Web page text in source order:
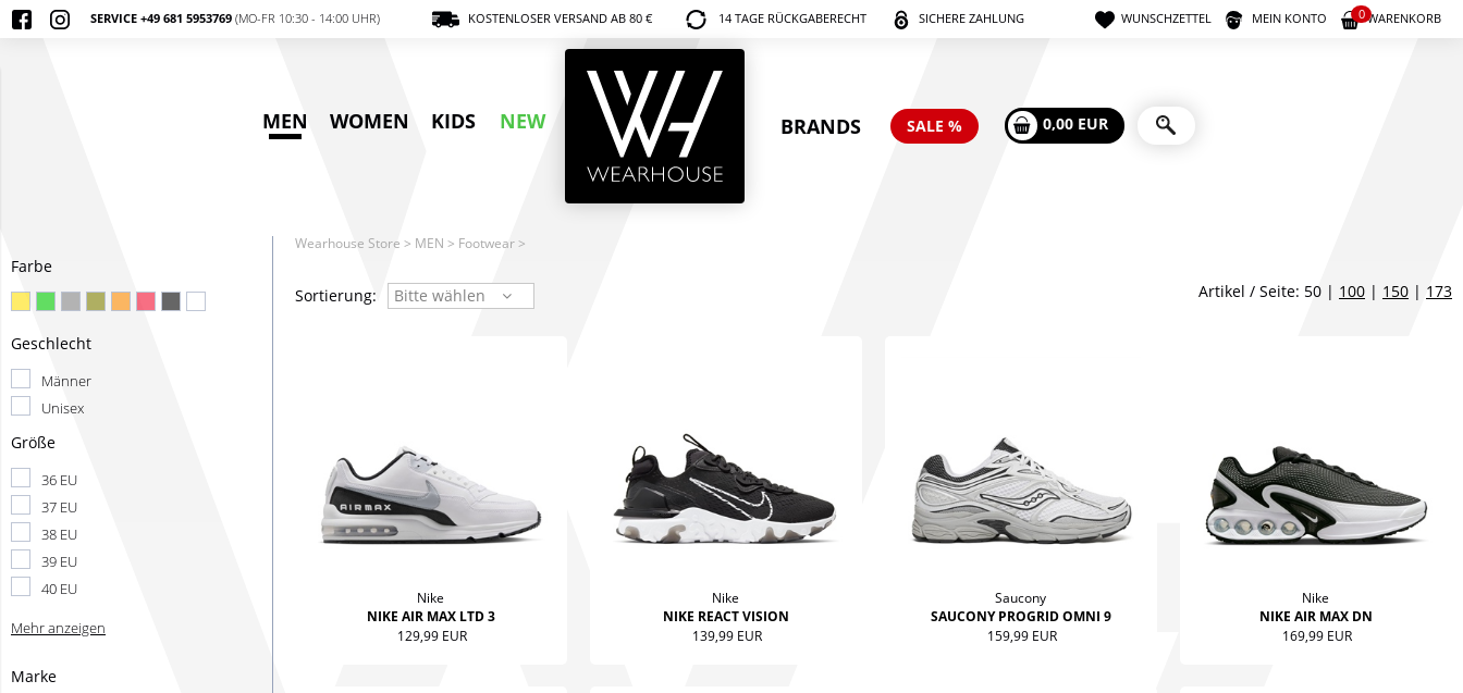
SERVICE +49 681 5953769 (MO-FR 10:30 - 14:00 UHR) KOSTENLOSER VERSAND AB 80 € 14 TAGE RÜCKGABERECHT SICHERE ZAHLUNG WUNSCHZETTEL MEIN KONTO 0WARENKORB
MEN WOMEN KIDS NEW BRANDS SALE % 0,00 EUR
Farbe
Geschlecht
Männer
Unisex
Größe
36 EU
37 EU
38 EU
39 EU
40 EU
Mehr anzeigen
Marke
Wearhouse Store > MEN > Footwear>
Sortierung: Bitte wählen Artikel / Seite: 50 | 100 | 150 | 173
Nike
NIKE AIR MAX LTD 3
129,99 EUR
Nike
NIKE REACT VISION
139,99 EUR
Saucony
SAUCONY PROGRID OMNI 9
159,99 EUR
Nike
NIKE AIR MAX DN
169,99 EUR